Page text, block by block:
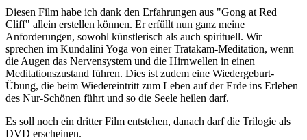
Diesen Film habe ich dank den Erfahrungen aus "Gong at Red
Cliff" allein erstellen können. Er erfüllt nun ganz meine
Anforderungen, sowohl künstlerisch als auch spirituell. Wir
sprechen im Kundalini Yoga von einer Tratakam-Meditation, wenn
die Augen das Nervensystem und die Hirnwellen in einen
Meditationszustand führen. Dies ist zudem eine Wiedergeburt-
Übung, die beim Wiedereintritt zum Leben auf der Erde ins Erleben
des Nur-Schönen führt und so die Seele heilen darf.
Es soll noch ein dritter Film entstehen, danach darf die Trilogie als
DVD erscheinen.